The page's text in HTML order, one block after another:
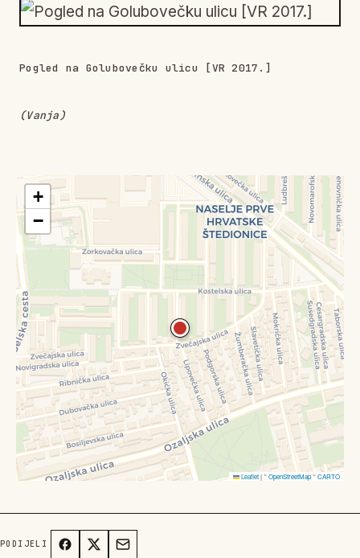
Pogled na Golubovečku ulicu [VR 2017.]
(Vanja)
+
−
Leaflet|©OpenStreetMap©CARTO
PODIJELI